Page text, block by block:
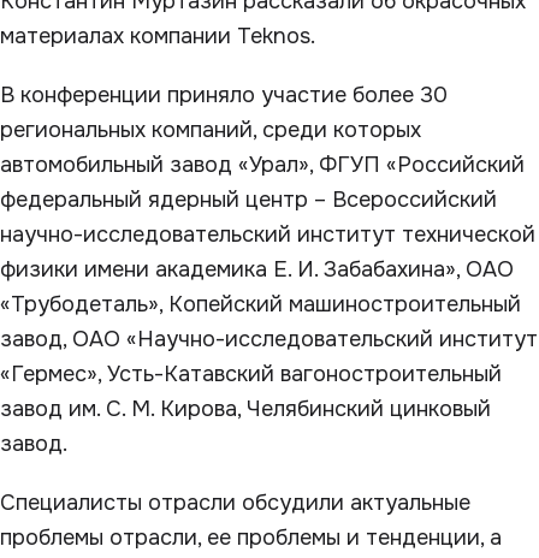
материалах компании Teknos.
В конференции приняло участие более 30
региональных компаний, среди которых
автомобильный завод «Урал», ФГУП «Российский
федеральный ядерный центр – Всероссийский
научно-исследовательский институт технической
физики имени академика Е. И. Забабахина», ОАО
«Трубодеталь», Копейский машиностроительный
завод, ОАО «Научно-исследовательский институт
«Гермес», Усть-Катавский вагоностроительный
завод им. С. М. Кирова, Челябинский цинковый
завод.
Специалисты отрасли обсудили актуальные
проблемы отрасли, ее проблемы и тенденции, а